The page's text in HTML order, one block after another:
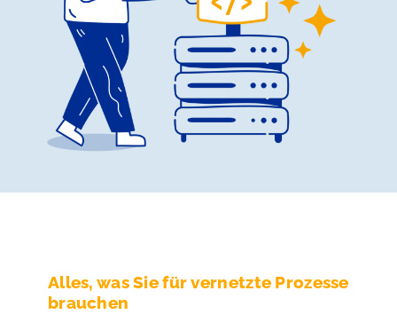
Alles, was Sie für vernetzte Prozesse
brauchen